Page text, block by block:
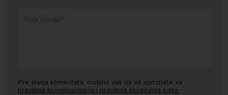
Pre slanja komentara, molimo vas da se upoznate sa
pravilima komentarisanja i pravilima korišćenja sajta.